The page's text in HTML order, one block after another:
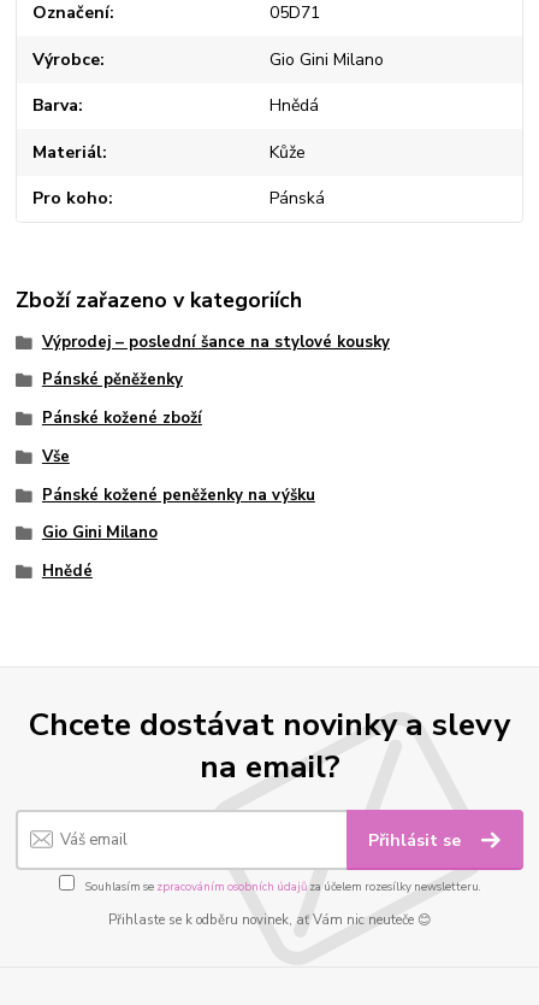
Označení 05D71
Výrobce Gio Gini Milano
Barva Hnědá
Materiál Kůže
Pro koho Pánská
Zboží zařazeno v kategoriích
Výprodej – poslední šance na stylové kousky
Pánské pěněženky
Pánské kožené zboží
Vše
Pánské kožené peněženky na výšku
Gio Gini Milano
Hnědé
Chcete dostávat novinky a slevy
na email?
Přihlásit se
Souhlasím se zpracováním osobních údajůza účelem rozesílky newsletteru.
Přihlaste se k odběru novinek, ať Vám nic neuteče 😊